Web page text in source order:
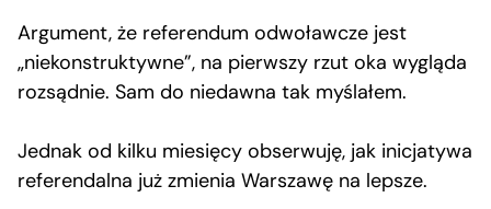
Argument, że referendum odwoławcze jest
„niekonstruktywne”, na pierwszy rzut oka wygląda
rozsądnie. Sam do niedawna tak myślałem.
Jednak od kilku miesięcy obserwuję, jak inicjatywa
referendalna już zmienia Warszawę na lepsze.